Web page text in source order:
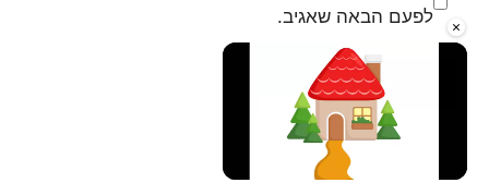
×
לפעם הבאה שאגיב.